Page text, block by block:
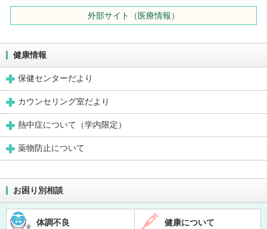
外部サイト（医療情報）
健康情報
保健センターだより
カウンセリング室だより
熱中症について（学内限定）
薬物防止について
お困り別相談
体調不良 健康について